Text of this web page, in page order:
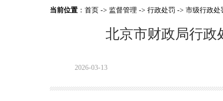
当前位置 ： 首页 -> 监督管理 -> 行政处罚 -> 市级行政处
北京市财政局行政
2026-03-13